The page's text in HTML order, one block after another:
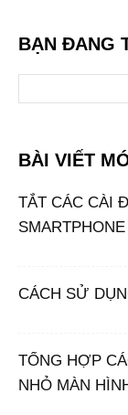
BẠN ĐANG
BÀI VIẾT
TẮT CÁC CÀI
CÁCH SỬ
TỔNG HỢP
NHỎ MÀN